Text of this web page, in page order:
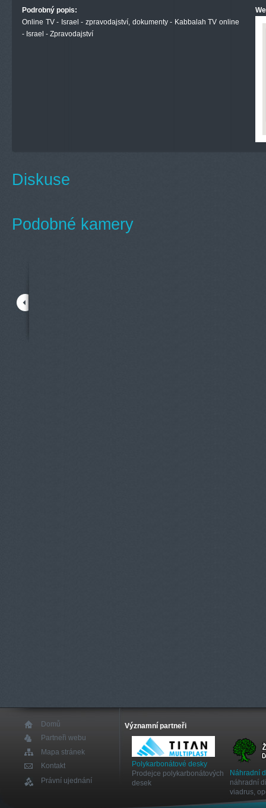
Podrobný popis:
Online TV - Israel - zpravodajství, dokumenty - Kabbalah TV online
- Israel - Zpravodajství
Diskuse
Podobné kamery
Domů
Partneři webu
Mapa stránek
Kontakt
Právní ujednání
Významní partneři
Polykarbonátové desky
Prodejce polykarbonátových
desek
Náhradní
náhradní
viadrus,